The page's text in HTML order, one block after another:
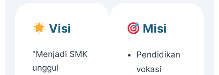
Visi
"Menjadi SMK
unggul
Misi
Pendidikan
vokasi